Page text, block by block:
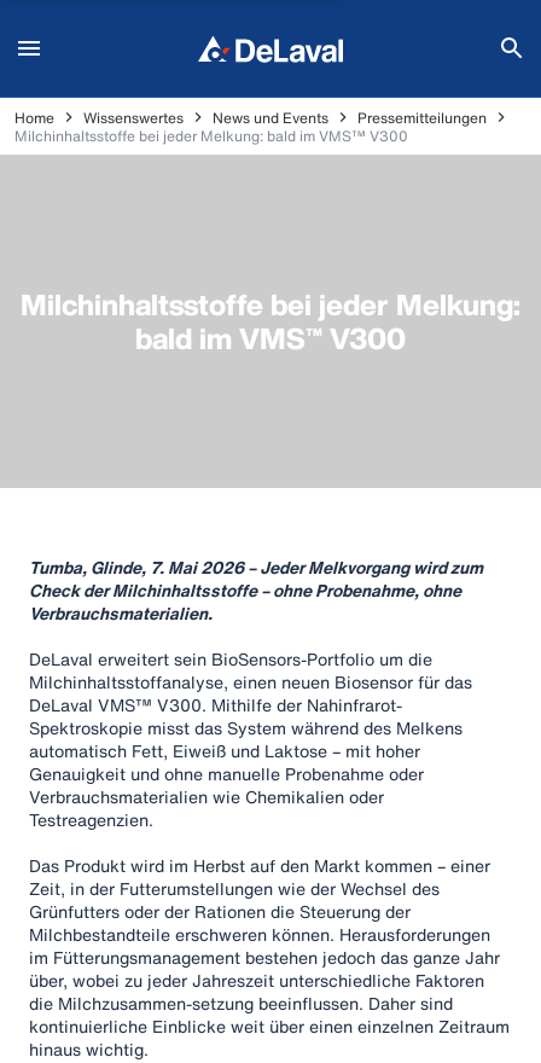
Home Wissenswertes News und Events
Pressemitteilungen
Milchinhaltsstoffe bei jeder Melkung: bald im VMS™ V300
Milchinhaltsstoffe bei jeder Melkung:
bald im VMS™ V300
Tumba, Glinde, 7. Mai 2026 – Jeder Melkvorgang wird zum
Check der Milchinhaltsstoffe – ohne Probenahme, ohne
Verbrauchsmaterialien.
DeLaval erweitert sein BioSensors-Portfolio um die
Milchinhaltsstoffanalyse, einen neuen Biosensor für das
DeLaval VMS™ V300. Mithilfe der Nahinfrarot-
Spektroskopie misst das System während des Melkens
automatisch Fett, Eiweiß und Laktose – mit hoher
Genauigkeit und ohne manuelle Probenahme oder
Verbrauchsmaterialien wie Chemikalien oder
Testreagenzien.
Das Produkt wird im Herbst auf den Markt kommen – einer
Zeit, in der Futterumstellungen wie der Wechsel des
Grünfutters oder der Rationen die Steuerung der
Milchbestandteile erschweren können. Herausforderungen
im Fütterungsmanagement bestehen jedoch das ganze Jahr
über, wobei zu jeder Jahreszeit unterschiedliche Faktoren
die Milchzusammen-setzung beeinflussen. Daher sind
kontinuierliche Einblicke weit über einen einzelnen Zeitraum
hinaus wichtig.